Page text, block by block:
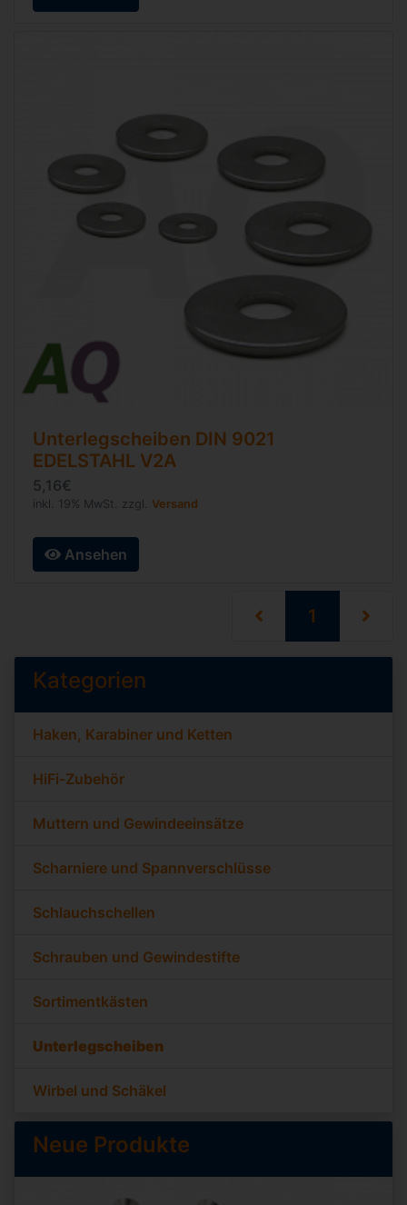
Unterlegscheiben DIN 9021
EDELSTAHL V2A
5,16€
inkl. 19% MwSt. zzgl. Versand
Ansehen
1 (current)
Kategorien
Haken, Karabiner und Ketten
HiFi-Zubehör
Muttern und Gewindeeinsätze
Scharniere und Spannverschlüsse
Schlauchschellen
Schrauben und Gewindestifte
Sortimentkästen
Unterlegscheiben
Wirbel und Schäkel
Neue Produkte